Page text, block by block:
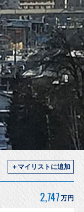
＋マイリストに追加
2,747 万円